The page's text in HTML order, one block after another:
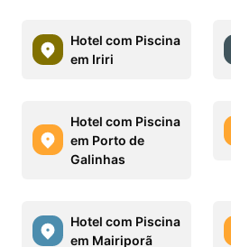
Hotel com Piscina
em Iriri
Hotel com Piscina
em Porto de
Galinhas
Hotel com Piscina
em Mairiporã